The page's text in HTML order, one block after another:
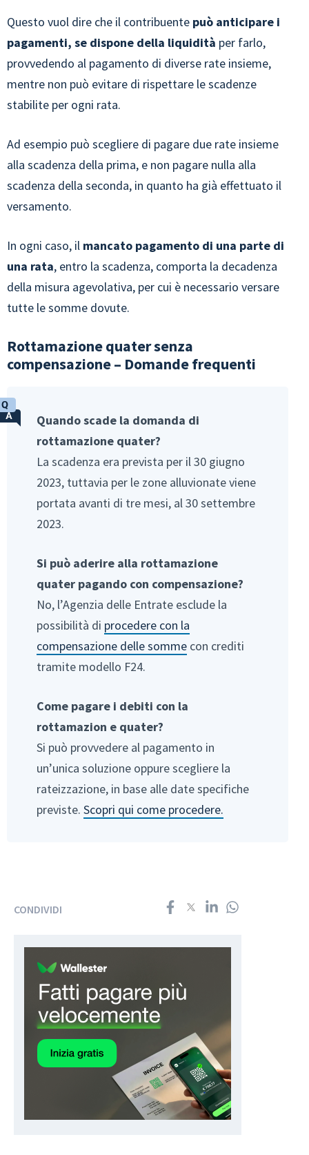
Questo vuol dire che il contribuente può anticipare i
pagamenti, se dispone della liquidità per farlo,
provvedendo al pagamento di diverse rate insieme,
mentre non può evitare di rispettare le scadenze
stabilite per ogni rata.
Ad esempio può scegliere di pagare due rate insieme
alla scadenza della prima, e non pagare nulla alla
scadenza della seconda, in quanto ha già effettuato il
versamento.
In ogni caso, il mancato pagamento di una parte di
una rata, entro la scadenza, comporta la decadenza
della misura agevolativa, per cui è necessario versare
tutte le somme dovute.
Rottamazione quater senza
compensazione – Domande frequenti
Quando scade la domanda di
rottamazione quater?
La scadenza era prevista per il 30 giugno
2023, tuttavia per le zone alluvionate viene
portata avanti di tre mesi, al 30 settembre
2023.
Si può aderire alla rottamazione
quater pagando con compensazione?
No, l’Agenzia delle Entrate esclude la
possibilità di procedere con la
compensazione delle somme con crediti
tramite modello F24.
Come pagare i debiti con la
rottamazion e quater?
Si può provvedere al pagamento in
un’unica soluzione oppure scegliere la
rateizzazione, in base alle date specifiche
previste. Scopri qui come procedere.
CONDIVIDI